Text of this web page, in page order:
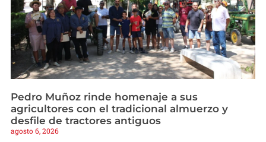
Pedro Muñoz rinde homenaje a sus
agricultores con el tradicional almuerzo y
desfile de tractores antiguos
agosto 6, 2026